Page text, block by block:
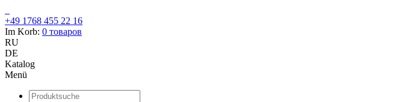
+49 1768 455 22 16
Im Korb: 0 товаров
RU
DE
Katalog
Menü